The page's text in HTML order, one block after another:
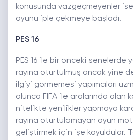
konusunda vazgeçmeyenler
oyunu iple çekmeye başladı.
PES 16
PES 16 ile bir önceki senelerde
rayına oturtulmuş ancak yine
ilgiyi görmemesi yapımcıları
olunca FIFA ile aralarında olan
nitelikte yenilikler yapmaya
rayına oturtulamayan oyun
geliştirmek için işe koyuldular.